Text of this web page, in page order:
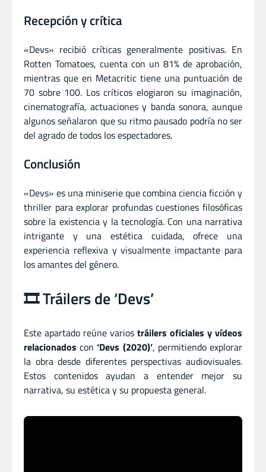
Recepción y crítica
«Devs» recibió críticas generalmente positivas. En
Rotten Tomatoes, cuenta con un 81% de aprobación,
mientras que en Metacritic tiene una puntuación de
70 sobre 100. Los críticos elogiaron su imaginación,
cinematografía, actuaciones y banda sonora, aunque
algunos señalaron que su ritmo pausado podría no ser
del agrado de todos los espectadores.
Conclusión
«Devs» es una miniserie que combina ciencia ficción y
thriller para explorar profundas cuestiones filosóficas
sobre la existencia y la tecnología. Con una narrativa
intrigante y una estética cuidada, ofrece una
experiencia reflexiva y visualmente impactante para
los amantes del género.
🎞️ Tráilers de ‘Devs’
Este apartado reúne varios tráilers oficiales y vídeos
relacionados con‘Devs (2020)’, permitiendo explorar
la obra desde diferentes perspectivas audiovisuales.
Estos contenidos ayudan a entender mejor su
narrativa, su estética y su propuesta general.